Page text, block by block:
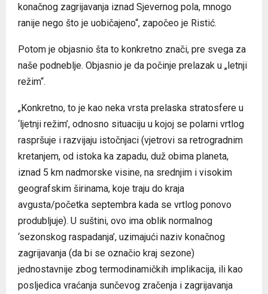
konačnog zagrijavanja iznad Sjevernog pola, mnogo
ranije nego što je uobičajeno“, započeo je Ristić.
Potom je objasnio šta to konkretno znači, pre svega za
naše podneblje. Objasnio je da počinje prelazak u „letnji
režim“.
„Konkretno, to je kao neka vrsta prelaska stratosfere u
‘ljetnji režim’, odnosno situaciju u kojoj se polarni vrtlog
raspršuje i razvijaju istočnjaci (vjetrovi sa retrogradnim
kretanjem, od istoka ka zapadu, duž obima planeta,
iznad 5 km nadmorske visine, na srednjim i visokim
geografskim širinama, koje traju do kraja
avgusta/početka septembra kada se vrtlog ponovo
produbljuje). U suštini, ovo ima oblik normalnog
‘sezonskog raspadanja’, uzimajući naziv konačnog
zagrijavanja (da bi se označio kraj sezone)
jednostavnije zbog termodinamičkih implikacija, ili kao
posljedica vraćanja sunčevog zračenja i zagrijavanja